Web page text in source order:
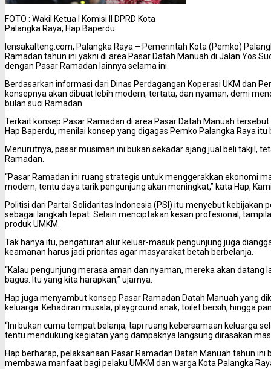
FOTO : Wakil Ketua I Komisi II DPRD Kota
Palangka Raya, Hap Baperdu.
lensakalteng.com, Palangka Raya – Pemerintah Kota (Pemko)
Ramadan tahun ini yakni di area Pasar Datah Manuah di Jalan Yos
dengan Pasar Ramadan lainnya selama ini.
Berdasarkan informasi dari Dinas Perdagangan Koperasi UKM dan
konsepnya akan dibuat lebih modern, tertata, dan nyaman, demi
bulan suci Ramadan
Terkait konsep Pasar Ramadan di area Pasar Datah Manuah tersebut
Hap Baperdu, menilai konsep yang digagas Pemko Palangka Raya
Menurutnya, pasar musiman ini bukan sekadar ajang jual beli takjil,
Ramadan.
“Pasar Ramadan ini ruang strategis untuk menggerakkan ekonomi
modern, tentu daya tarik pengunjung akan meningkat,” kata Hap,
Politisi dari Partai Solidaritas Indonesia (PSI) itu menyebut
sebagai langkah tepat. Selain menciptakan kesan profesional,
produk UMKM.
Tak hanya itu, pengaturan alur keluar-masuk pengunjung juga
keamanan harus jadi prioritas agar masyarakat betah berbelanja.
“Kalau pengunjung merasa aman dan nyaman, mereka akan datang
bagus. Itu yang kita harapkan,” ujarnya.
Hap juga menyambut konsep Pasar Ramadan Datah Manuah yang
keluarga. Kehadiran musala, playground anak, toilet bersih, hingga
“Ini bukan cuma tempat belanja, tapi ruang kebersamaan keluarga
tentu mendukung kegiatan yang dampaknya langsung dirasakan
Hap berharap, pelaksanaan Pasar Ramadan Datah Manuah tahun
membawa manfaat bagi pelaku UMKM dan warga Kota Palangka